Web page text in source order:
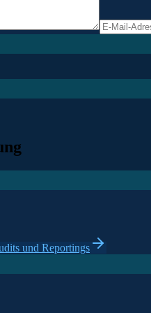
und Reportings